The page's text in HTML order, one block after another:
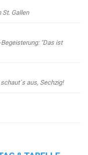
St. Gallen
"Das ist
aus, Sechzig!